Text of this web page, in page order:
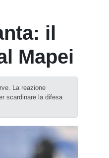
il
Mapei
La reazione
scardinare la difesa